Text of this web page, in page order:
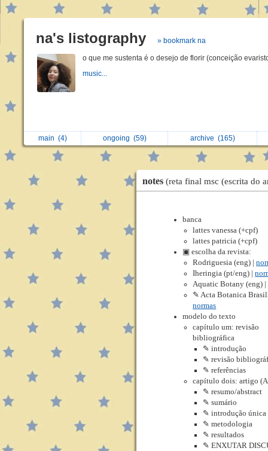
na's listography » bookmark na
o que me sustenta é o desejo de florir (conceição
music...
main (4) ongoing (59) archive (165)
notes (reta final msc (escrita do
banca
lattes vanessa (+cpf)
lattes patricia (+cpf)
▣ escolha da revista:
Rodriguesia (eng) |
Iheringia (pt/eng) |
Aquatic Botany (eng) |
✎ Acta Botanica
normas
modelo do texto
capítulo um: revisão
bibliográfica
✎ introdução
✎ revisão
✎ referências
capítulo dois: artigo
✎ resumo/abstract
✎ sumário
✎ introdução única
✎ metodologia
✎ resultados
✎ ENXUTAR